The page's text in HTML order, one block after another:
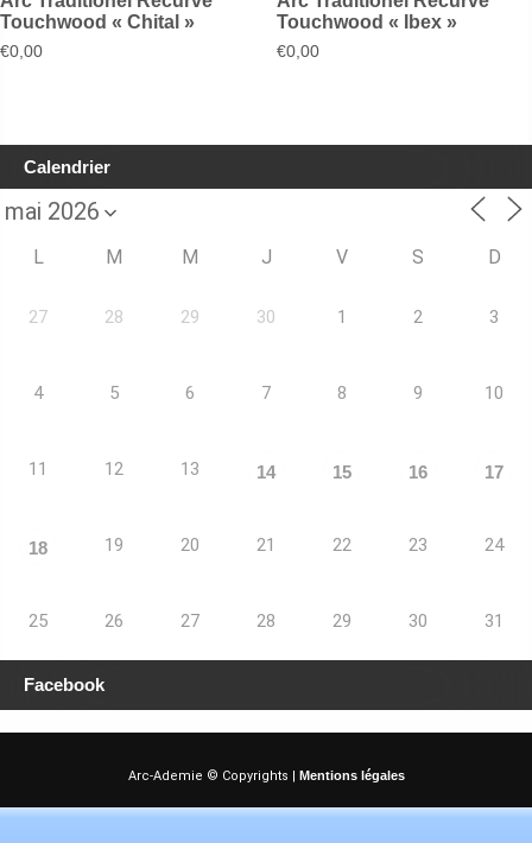
Touchwood « Chital »
€0,00
Touchwood « Ibex »
€0,00
Calendrier
L M M J V S D
27 28 29 30 1 2 3
4 5 6 7 8 9 10
11 12 13 14 15 16 17
18 19 20 21 22 23 24
25 26 27 28 29 30 31
Facebook
Arc-Ademie © Copyrights | Mentions légales